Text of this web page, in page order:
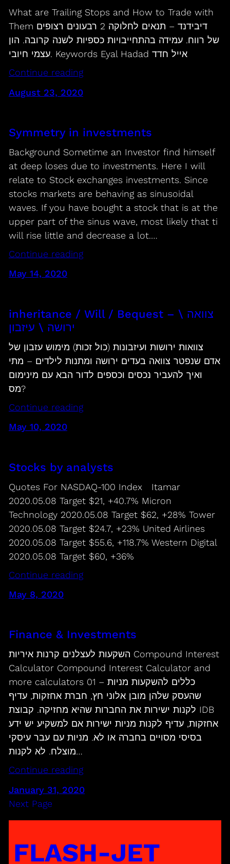
What are Trailing Stops and How to Trade with
Them דיבידנד – תנאים לחלוקה 2 רבעונים רצופים
של רווח. עמידה בהתחייבויות כספיות לשנה קרובה. הון
עצמי חיובי. Keywords Eyal Hadad אייל חדד
Continue reading
August 23, 2020
Symmetry in investments
Background Sometime an Investor find himself
at deep loses due to investments. Here I will
relate to Stock exchanges investments. Since
stocks markets are behaving as sinusoidal
waves. If you have bought a stock that is at the
upper part of the sinus wave, most likely that ti
will rise little and decrease a lot.…
Continue reading
May 14, 2020
inheritance / Will / Bequest – צוואה \
ירושה \ עיזבון
צוואות ירושות ועיזבונות (כול זכות) מימוש עזבון של
אדם שנפטר צוואה בעדים ירושה ומתנות לילדים – מתי
ואיך להעביר נכסים וכספים לדור הבא עם מינימום
מס?
Continue reading
May 10, 2020
Stocks by analysts
Quotes For NASDAQ-100 Index Itamar
2020.05.08 Target $21, +40.7% Micron
Technology 2020.05.08 Target $62, +28% Tower
2020.05.08 Target $24.7, +23% United Airlines
2020.05.08 Target $55.6, +118.7% Western Digital
2020.05.08 Target $60, +36%
Continue reading
May 8, 2020
Finance & Investments
השקעות לעצלנים קרנות איריות Compound Interest
Calculator Compound Interest Calculator and
more calculators 01 – כללים להשקעות מניות
שהעסק שלהן מובן אלוני חץ, חברת אחזקות, עדיף
לקנות ישירות את החברות שהיא מחזיקה. קבוצת IDB
אחזקות, עדיף לקנות מניות ישירות אם למשקיע יש ידע
בסיסי מסויים בחברה או לא. מניות עם עבר עיסקי
מוצלח. לא לקנות…
Continue reading
January 31, 2020
Next Page
FLASH-JET